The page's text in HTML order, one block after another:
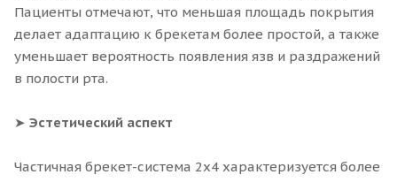
Пациенты отмечают, что меньшая площадь покрытия
делает адаптацию к брекетам более простой, а также
уменьшает вероятность появления язв и раздражений
в полости рта.
➤ Эстетический аспект
Частичная брекет-система 2x4 характеризуется более